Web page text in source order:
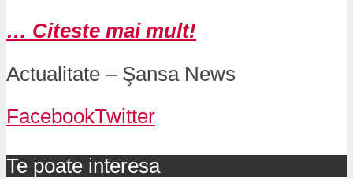
… Citeste mai mult!
Actualitate – Şansa News
FacebookTwitter
Te poate interesa